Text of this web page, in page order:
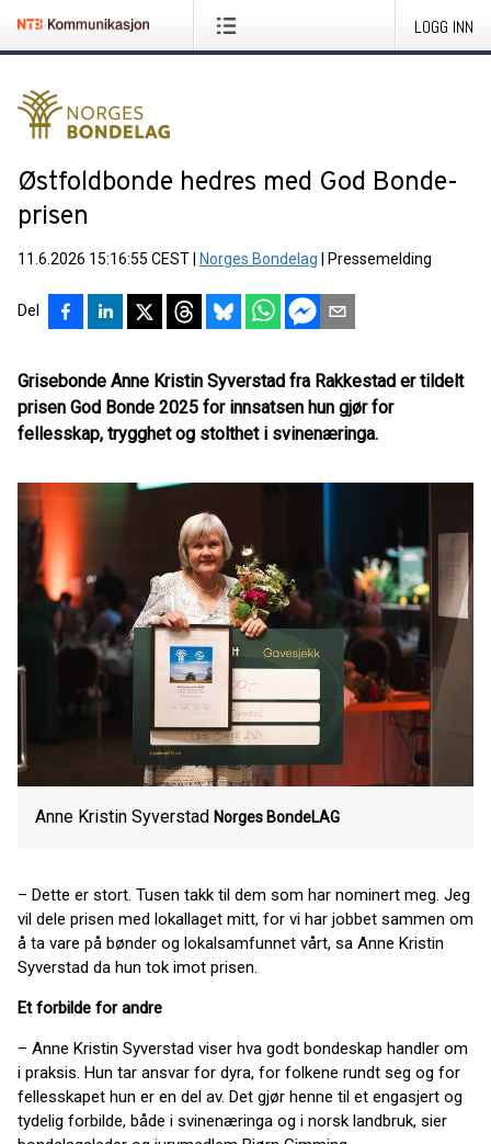
LOGG INN
Østfoldbonde hedres med God Bonde-
prisen
11.6.2026 15:16:55 CEST Norges Bondelag Pressemelding
Del
Grisebonde Anne Kristin Syverstad fra Rakkestad er tildelt
prisen God Bonde 2025 for innsatsen hun gjør for
fellesskap, trygghet og stolthet i svinenæringa.
Anne Kristin Syverstad Norges BondeLAG
– Dette er stort. Tusen takk til dem som har nominert meg. Jeg
vil dele prisen med lokallaget mitt, for vi har jobbet sammen om
å ta vare på bønder og lokalsamfunnet vårt, sa Anne Kristin
Syverstad da hun tok imot prisen.
Et forbilde for andre
– Anne Kristin Syverstad viser hva godt bondeskap handler om
i praksis. Hun tar ansvar for dyra, for folkene rundt seg og for
fellesskapet hun er en del av. Det gjør henne til et engasjert og
tydelig forbilde, både i svinenæringa og i norsk landbruk, sier